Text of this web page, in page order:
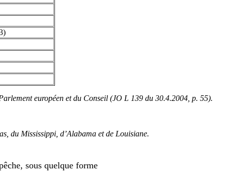
européen et du Conseil (JO L 139 du 30.4.2004, p. 55).
du Mississippi, d’Alabama et de Louisiane.
sous quelque forme